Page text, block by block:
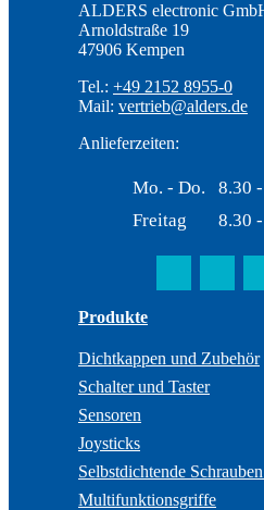
ALDERS electronic
Arnoldstraße 19
47906 Kempen
Tel.: +49 2152 8955-0
Mail: vertrieb@alders.de
Anlieferzeiten:
Mo. - Do.
8.30
Freitag
8.30
Produkte
Dichtkappen und Zubehör
Schalter und Taster
Sensoren
Joysticks
Selbstdichtende
Multifunktionsgriffe